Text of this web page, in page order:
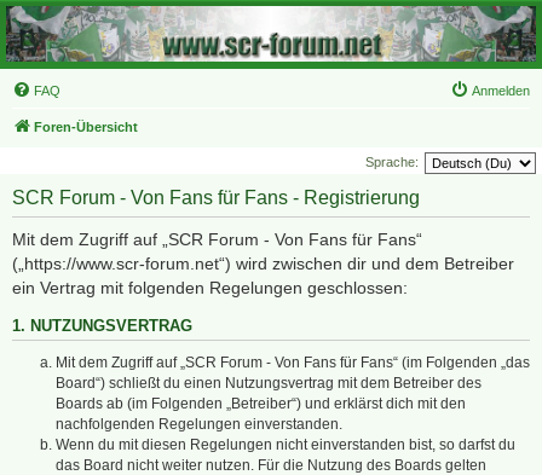
FAQ Anmelden
Foren-Übersicht
Sprache:
SCR Forum - Von Fans für Fans - Registrierung
Mit dem Zugriff auf „SCR Forum - Von Fans für Fans“
(„https://www.scr-forum.net“) wird zwischen dir und dem Betreiber
ein Vertrag mit folgenden Regelungen geschlossen:
1. NUTZUNGSVERTRAG
Mit dem Zugriff auf „SCR Forum - Von Fans für Fans“ (im Folgenden „das
Board“) schließt du einen Nutzungsvertrag mit dem Betreiber des
Boards ab (im Folgenden „Betreiber“) und erklärst dich mit den
nachfolgenden Regelungen einverstanden.
Wenn du mit diesen Regelungen nicht einverstanden bist, so darfst du
das Board nicht weiter nutzen. Für die Nutzung des Boards gelten